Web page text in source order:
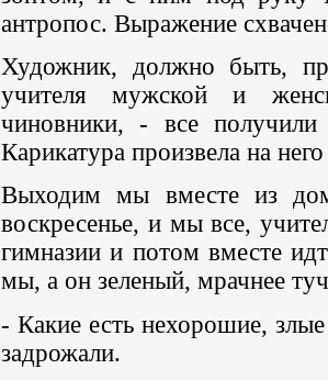
антропос. Выражение
Художник, должно быть,
учителя мужской и
чиновники, - все
Карикатура произвела на
Выходим мы вместе из
воскресенье, и мы все,
гимназии и потом вместе
мы, а он зеленый, мрачнее
- Какие есть нехорошие,
задрожали.